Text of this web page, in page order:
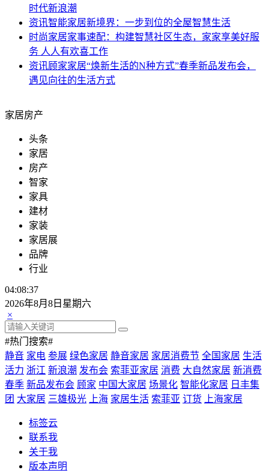
时代新浪潮
资讯智能家居新境界：一步到位的全屋智慧生活
时尚家居家事速配：构建智慧社区生态，家家享美好服
务 人人有欢喜工作​
资讯顾家家居“焕新生活的N种方式”春季新品发布会，
遇见向往的生活方式
家居房产
头条
家居
房产
智家
家具
建材
家装
家居展
品牌
行业
04:08:38
2026年8月8日星期六
×
#热门搜索#
静音 家电 参展 绿色家居 静音家居 家居消费节 全国家居 生活
活力 浙江 新浪潮 发布会 索菲亚家居 消费 大自然家居 新消费
春季 新品发布会 顾家 中国大家居 场景化 智能化家居 日丰集
团 大家居 三雄极光 上海 家居生活 索菲亚 订货 上海家居
标签云
联系我
关于我
版本声明